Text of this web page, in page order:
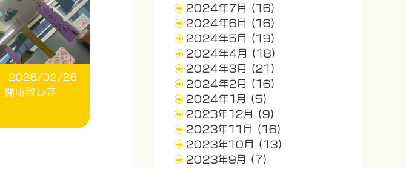
2026/02/26
閉所致しま
2024年7月
(16)
2024年6月
(16)
2024年5月
(19)
2024年4月
(18)
2024年3月
(21)
2024年2月
(16)
2024年1月
(5)
2023年12月
(9)
2023年11月
(16)
2023年10月
(13)
2023年9月
(7)